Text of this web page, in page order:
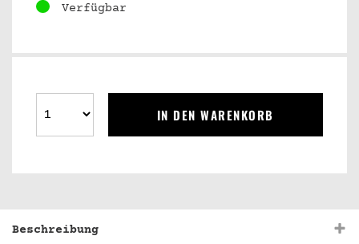
Verfügbar
IN DEN WARENKORB
Beschreibung